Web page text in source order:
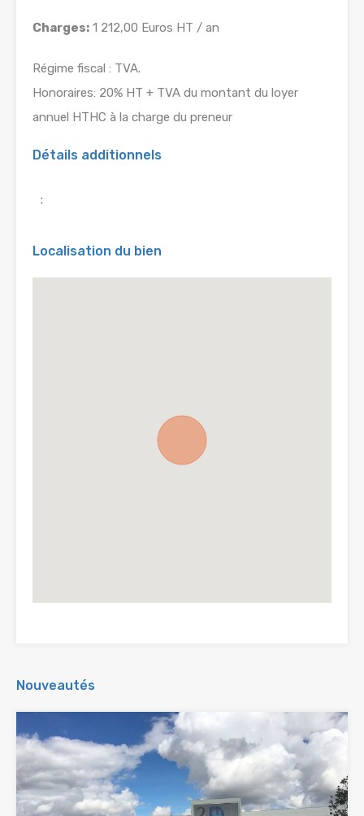
Charges: 1 212,00 Euros HT / an
Régime fiscal : TVA.
Honoraires: 20% HT + TVA du montant du loyer
annuel HTHC à la charge du preneur
Détails additionnels
:
Localisation du bien
Nouveautés